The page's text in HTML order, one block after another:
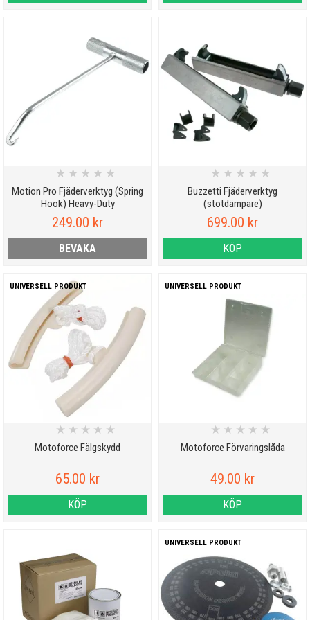
Motion Pro Fjäderverktyg (Spring
Hook) Heavy-Duty
★ ★ ★ ★ ★
249.00 kr
BEVAKA
Buzzetti Fjäderverktyg
(stötdämpare)
★ ★ ★ ★ ★
699.00 kr
KÖP
UNIVERSELL PRODUKT
Motoforce Fälgskydd
★ ★ ★ ★ ★
65.00 kr
KÖP
UNIVERSELL PRODUKT
Motoforce Förvaringslåda
★ ★ ★ ★ ★
49.00 kr
KÖP
UNIVERSELL PRODUKT